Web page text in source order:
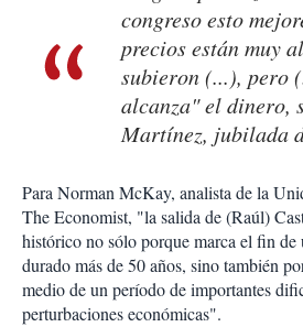
congreso esto
precios están muy
subieron (...), pero
alcanza" el dinero,
Martínez, jubilada
Para Norman McKay, analista de la
The Economist, "la salida de (Raúl)
histórico no sólo porque marca el fin de
durado más de 50 años, sino también
medio de un período de importantes
perturbaciones económicas".